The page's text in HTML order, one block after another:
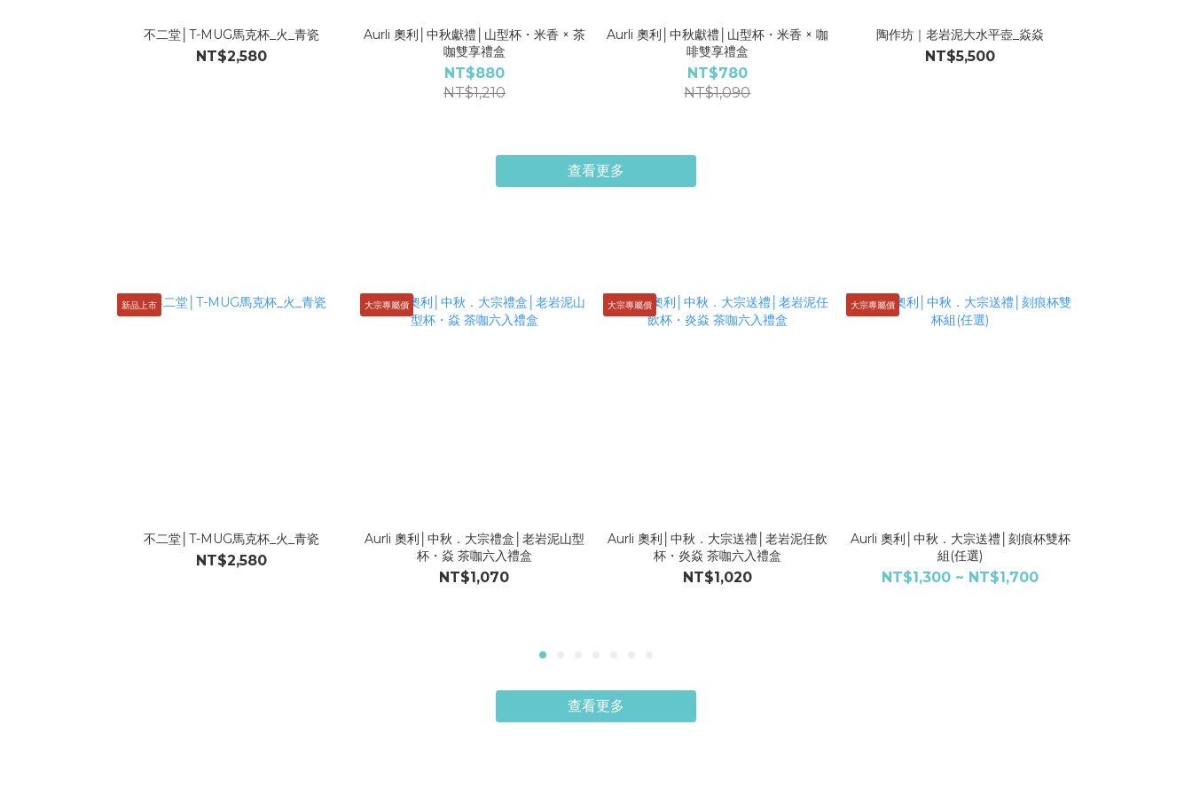
不二堂│T-MUG馬克杯_火_青瓷
NT$2,580
Aurli 奧利│中秋獻禮│山型杯・米香 × 茶
咖雙享禮盒
NT$880
NT$1,210
Aurli 奧利│中秋獻禮│山型杯・米香 × 咖
啡雙享禮盒
NT$780
NT$1,090
陶作坊｜老岩泥大水平壺_焱焱
NT$5,500
查看更多
新品上市
不二堂│T-MUG馬克杯_火_青瓷
NT$2,580
大宗專屬價
Aurli 奧利│中秋．大宗禮盒│老岩泥山型
杯・焱 茶咖六入禮盒
NT$1,070
大宗專屬價
Aurli 奧利│中秋．大宗送禮│老岩泥任飲
杯・炎焱 茶咖六入禮盒
NT$1,020
大宗專屬價
Aurli 奧利│中秋．大宗送禮│刻痕杯雙杯
組(任選)
NT$1,300 ~ NT$1,700
查看更多